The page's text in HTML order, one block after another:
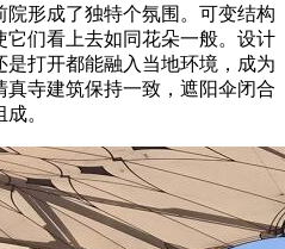
形成了独特个氛围。可变结构
们看上去如同花朵一般。设计
打开都能融入当地环境，成为
寺建筑保持一致，遮阳伞闭合
。